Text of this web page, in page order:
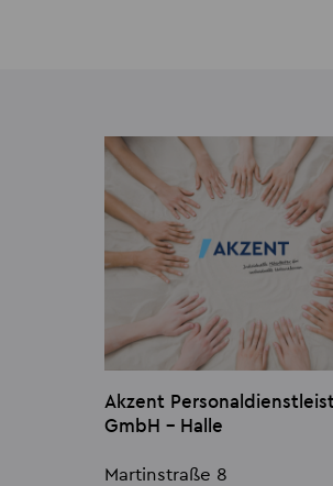
Akzent
GmbH - Halle
Martinstraße 8